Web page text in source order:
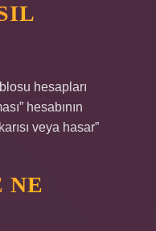
hesapları
hesabının
veya hasar”
NE